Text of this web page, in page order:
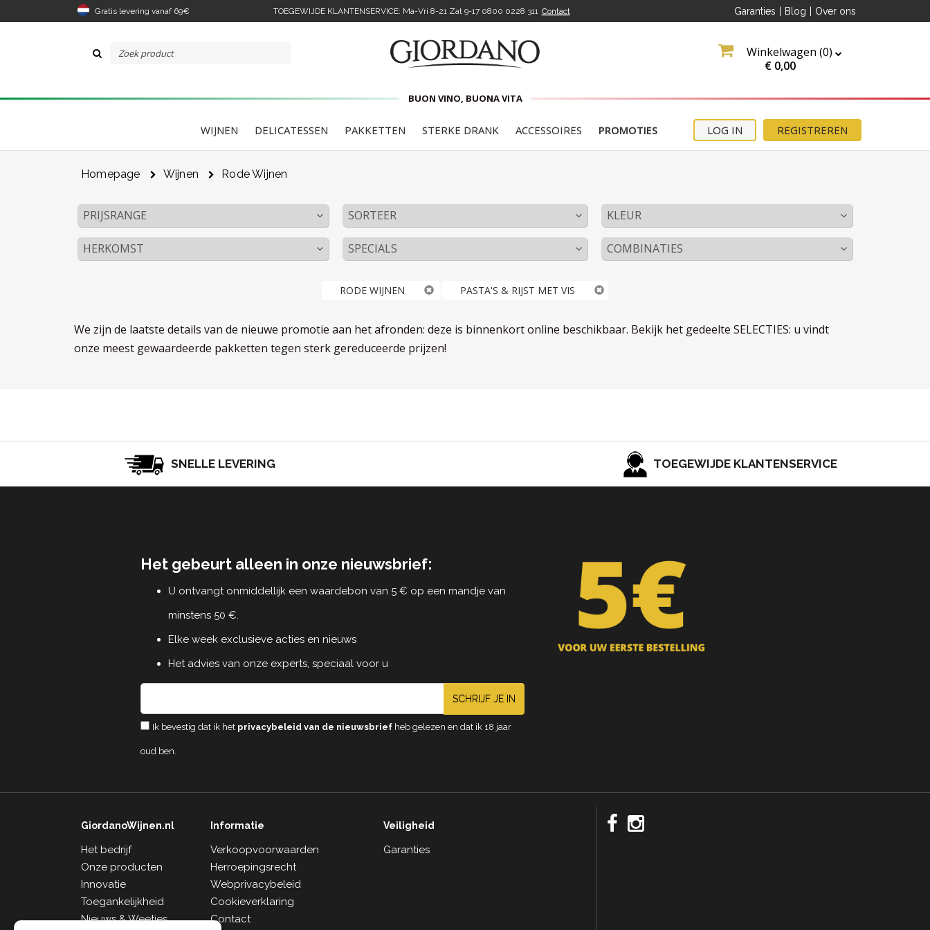
Gratis levering vanaf 69€ TOEGEWIJDE KLANTENSERVICE: Ma-Vri 8-21 Zat 9-170800 0228 311 Contact Garanties Blog Over ons
Winkelwagen (0)
€ 0,00
BUON VINO, BUONA VITA
WIJNEN DELICATESSEN PAKKETTEN STERKE DRANK ACCESSOIRES PROMOTIES REGISTREREN
LOG IN
Homepage Wijnen Rode Wijnen
PRIJSRANGE SORTEER KLEUR
HERKOMST SPECIALS COMBINATIES
RODE WIJNEN PASTA'S & RIJST MET VIS
We zijn de laatste details van de nieuwe promotie aan het afronden: deze is binnenkort online beschikbaar. Bekijk het gedeelte SELECTIES: u vindt
onze meest gewaardeerde pakketten tegen sterk gereduceerde prijzen!
SNELLE LEVERING TOEGEWIJDE KLANTENSERVICE
Het gebeurt alleen in onze nieuwsbrief:
U ontvangt onmiddellijk een waardebon van 5 € op een mandje van
minstens 50 €.
Elke week exclusieve acties en nieuws
Het advies van onze experts, speciaal voor u
SCHRIJF JE IN
Ik bevestig dat ik het privacybeleid van de nieuwsbriefheb gelezen en dat ik 18 jaar
oud ben.
GiordanoWijnen.nl
Het bedrijf
Onze producten
Innovatie
Toegankelijkheid
Nieuws & Weetjes
Informatie
Verkoopvoorwaarden
Herroepingsrecht
Webprivacybeleid
Cookieverklaring
Contact
Veiligheid
Garanties